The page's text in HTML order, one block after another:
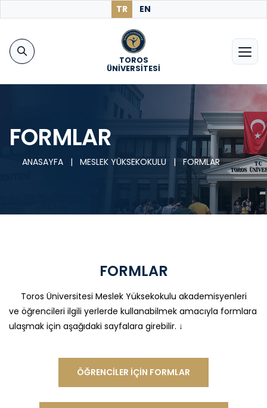
TR EN
TOROS
ÜNİVERSİTESİ
FORMLAR
ANASAYFA | MESLEK YÜKSEKOKULU | FORMLAR
FORMLAR
Toros Üniversitesi Meslek Yüksekokulu akademisyenleri
ve öğrencileri ilgili yerlerde kullanabilmek amacıyla formlara
ulaşmak için aşağıdaki sayfalara girebilir. ↓
ÖĞRENCILER İÇIN FORMLAR